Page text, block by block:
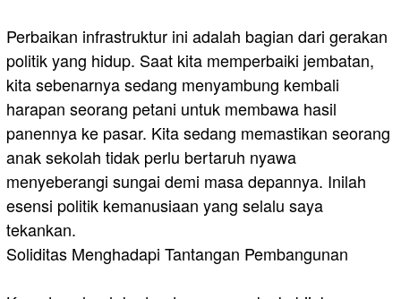
Perbaikan infrastruktur ini adalah bagian dari gerakan
politik yang hidup. Saat kita memperbaiki jembatan,
kita sebenarnya sedang menyambung kembali
harapan seorang petani untuk membawa hasil
panennya ke pasar. Kita sedang memastikan seorang
anak sekolah tidak perlu bertaruh nyawa
menyeberangi sungai demi masa depannya. Inilah
esensi politik kemanusiaan yang selalu saya
tekankan.
​Soliditas Menghadapi Tantangan Pembangunan